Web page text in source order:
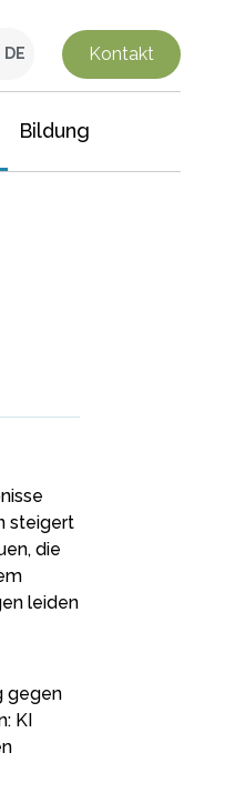
DE Kontakt
Bildung
steigert
die
leiden
gegen
KI